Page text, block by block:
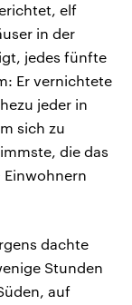
elf
in der
jedes fünfte
Er vernichtete
jeder in
sich zu
die das
dachte
Stunden
auf